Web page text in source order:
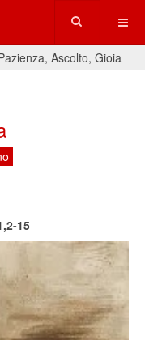
Ascolto, Gioia
15